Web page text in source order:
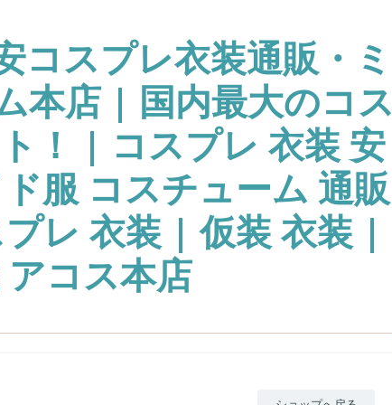
コスプレ衣装通販・ミ
本店 | 国内最大のコス
！ | コスプレ 衣装 安
服 コスチューム 通販
レ 衣装 | 仮装 衣装 |
アコス本店